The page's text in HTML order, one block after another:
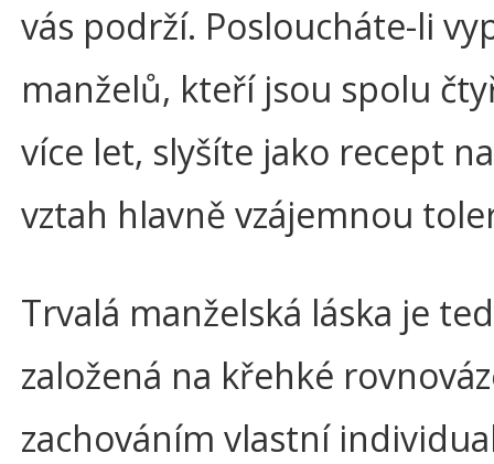
vás podrží. Posloucháte-li
manželů, kteří jsou spolu
více let, slyšíte jako recept
vztah hlavně vzájemnou
Trvalá manželská láska je
založená na křehké
zachováním vlastní